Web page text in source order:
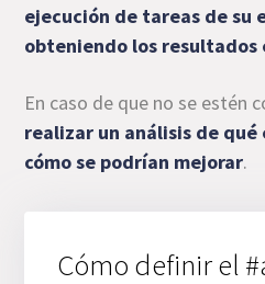
ejecución de tareas de su
obteniendo los resultados
En caso de que no se estén
realizar un análisis de
cómo se podrían mejorar.
Cómo definir el